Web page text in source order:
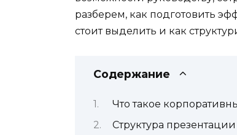
разберем, как подготовить
стоит выделить и как
Содержание
Что такое
Структура